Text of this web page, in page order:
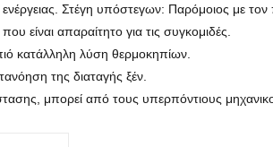
Στέγη υπόστεγων: Παρόμοιος με
είναι απαραίτητο για τις συγκομιδές.
κατάλληλη λύση θερμοκηπίων.
της διαταγής ξέν.
μπορεί από τους υπερπόντιους